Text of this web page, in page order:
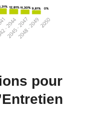
pour